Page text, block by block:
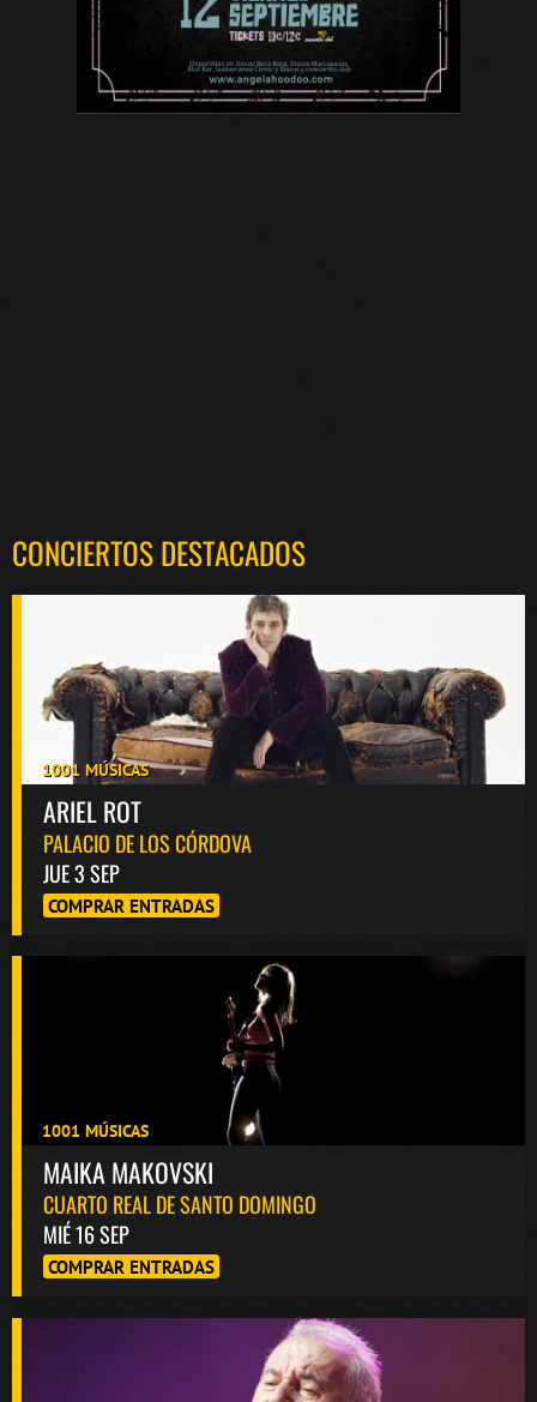
CONCIERTOS DESTACADOS
1001 MÚSICAS
ARIEL ROT
PALACIO DE LOS CÓRDOVA
JUE 3 SEP
COMPRAR ENTRADAS
1001 MÚSICAS
MAIKA MAKOVSKI
CUARTO REAL DE SANTO DOMINGO
MIÉ 16 SEP
COMPRAR ENTRADAS